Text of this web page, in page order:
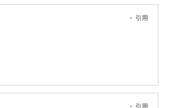
引用
引用